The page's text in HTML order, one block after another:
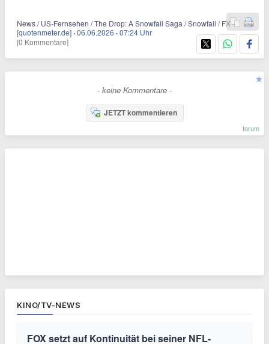
News / US-Fernsehen / The Drop: A Snowfall Saga / Snowfall / FX
[quotenmeter.de] ·06.06.2026 ·07:24 Uhr
[0 Kommentare]
- keine Kommentare -
JETZT kommentieren
forum
KINO/TV-NEWS
FOX setzt auf Kontinuität bei seiner NFL-